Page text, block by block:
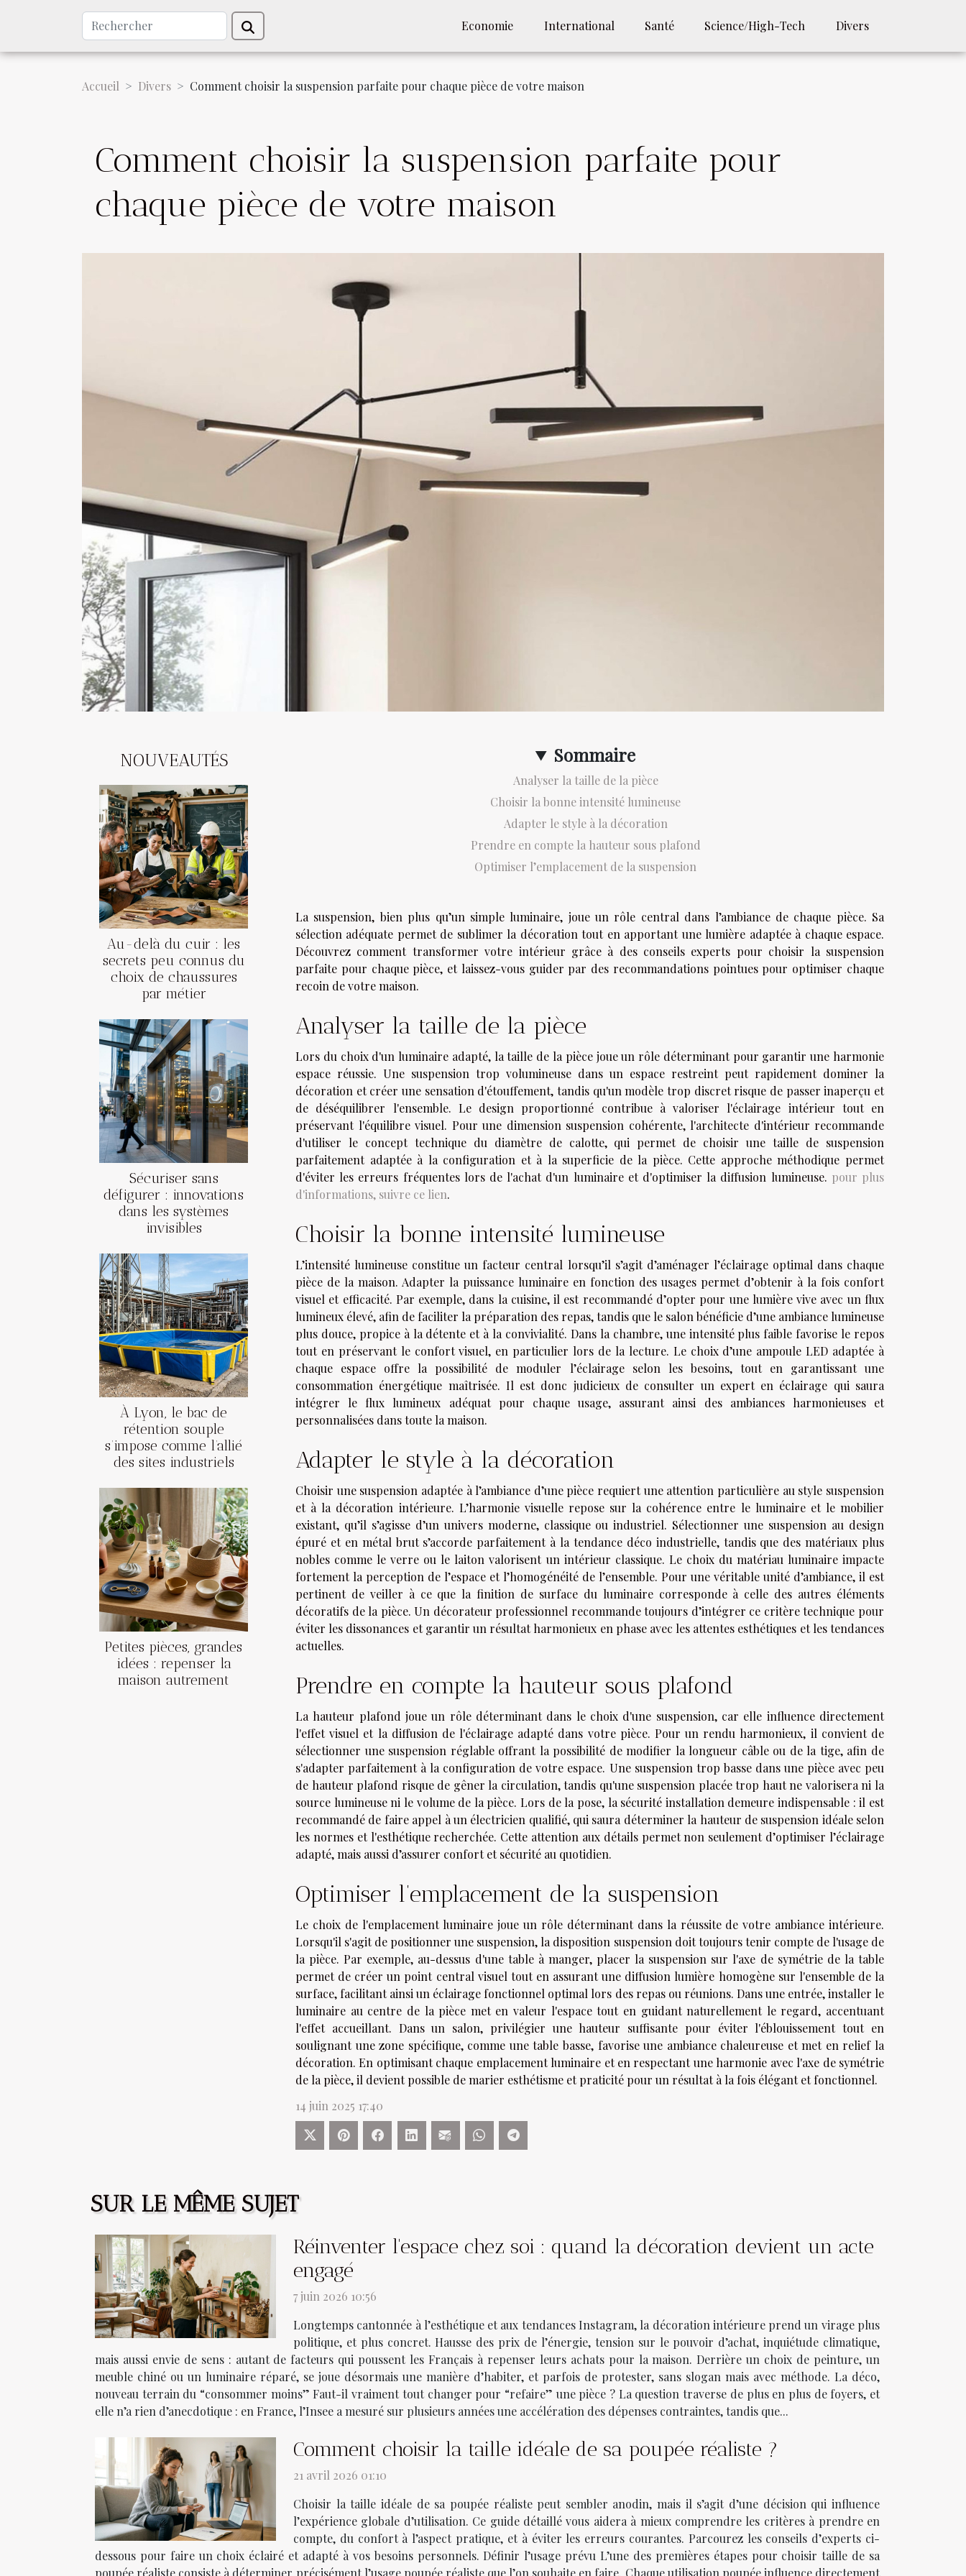
Economie International Santé Science/High-Tech Divers
Accueil Divers Comment choisir la suspension parfaite pour chaque pièce de votre maison
Comment choisir la suspension parfaite pour
chaque pièce de votre maison
NOUVEAUTÉS
Au-delà du cuir : les
secrets peu connus du
choix de chaussures
par métier
Sécuriser sans
défigurer : innovations
dans les systèmes
invisibles
À Lyon, le bac de
rétention souple
s’impose comme l’allié
des sites industriels
Petites pièces, grandes
idées : repenser la
maison autrement
Sommaire
Analyser la taille de la pièce
Choisir la bonne intensité lumineuse
Adapter le style à la décoration
Prendre en compte la hauteur sous plafond
Optimiser l’emplacement de la suspension
La suspension, bien plus qu’un simple luminaire, joue un rôle central dans l’ambiance de chaque pièce. Sa
sélection adéquate permet de sublimer la décoration tout en apportant une lumière adaptée à chaque espace.
Découvrez comment transformer votre intérieur grâce à des conseils experts pour choisir la suspension
parfaite pour chaque pièce, et laissez-vous guider par des recommandations pointues pour optimiser chaque
recoin de votre maison.
Analyser la taille de la pièce
Lors du choix d'un luminaire adapté, la taille de la pièce joue un rôle déterminant pour garantir une harmonie
espace réussie. Une suspension trop volumineuse dans un espace restreint peut rapidement dominer la
décoration et créer une sensation d'étouffement, tandis qu'un modèle trop discret risque de passer inaperçu et
de déséquilibrer l'ensemble. Le design proportionné contribue à valoriser l'éclairage intérieur tout en
préservant l'équilibre visuel. Pour une dimension suspension cohérente, l'architecte d'intérieur recommande
d'utiliser le concept technique du diamètre de calotte, qui permet de choisir une taille de suspension
parfaitement adaptée à la configuration et à la superficie de la pièce. Cette approche méthodique permet
d'éviter les erreurs fréquentes lors de l'achat d'un luminaire et d'optimiser la diffusion lumineuse. pour plus
d'informations, suivre ce lien.
Choisir la bonne intensité lumineuse
L’intensité lumineuse constitue un facteur central lorsqu’il s’agit d’aménager l’éclairage optimal dans chaque
pièce de la maison. Adapter la puissance luminaire en fonction des usages permet d’obtenir à la fois confort
visuel et efficacité. Par exemple, dans la cuisine, il est recommandé d’opter pour une lumière vive avec un flux
lumineux élevé, afin de faciliter la préparation des repas, tandis que le salon bénéficie d’une ambiance lumineuse
plus douce, propice à la détente et à la convivialité. Dans la chambre, une intensité plus faible favorise le repos
tout en préservant le confort visuel, en particulier lors de la lecture. Le choix d’une ampoule LED adaptée à
chaque espace offre la possibilité de moduler l’éclairage selon les besoins, tout en garantissant une
consommation énergétique maîtrisée. Il est donc judicieux de consulter un expert en éclairage qui saura
intégrer le flux lumineux adéquat pour chaque usage, assurant ainsi des ambiances harmonieuses et
personnalisées dans toute la maison.
Adapter le style à la décoration
Choisir une suspension adaptée à l’ambiance d’une pièce requiert une attention particulière au style suspension
et à la décoration intérieure. L’harmonie visuelle repose sur la cohérence entre le luminaire et le mobilier
existant, qu’il s’agisse d’un univers moderne, classique ou industriel. Sélectionner une suspension au design
épuré et en métal brut s’accorde parfaitement à la tendance déco industrielle, tandis que des matériaux plus
nobles comme le verre ou le laiton valorisent un intérieur classique. Le choix du matériau luminaire impacte
fortement la perception de l’espace et l’homogénéité de l’ensemble. Pour une véritable unité d’ambiance, il est
pertinent de veiller à ce que la finition de surface du luminaire corresponde à celle des autres éléments
décoratifs de la pièce. Un décorateur professionnel recommande toujours d’intégrer ce critère technique pour
éviter les dissonances et garantir un résultat harmonieux en phase avec les attentes esthétiques et les tendances
actuelles.
Prendre en compte la hauteur sous plafond
La hauteur plafond joue un rôle déterminant dans le choix d'une suspension, car elle influence directement
l'effet visuel et la diffusion de l'éclairage adapté dans votre pièce. Pour un rendu harmonieux, il convient de
sélectionner une suspension réglable offrant la possibilité de modifier la longueur câble ou de la tige, afin de
s'adapter parfaitement à la configuration de votre espace. Une suspension trop basse dans une pièce avec peu
de hauteur plafond risque de gêner la circulation, tandis qu'une suspension placée trop haut ne valorisera ni la
source lumineuse ni le volume de la pièce. Lors de la pose, la sécurité installation demeure indispensable : il est
recommandé de faire appel à un électricien qualifié, qui saura déterminer la hauteur de suspension idéale selon
les normes et l'esthétique recherchée. Cette attention aux détails permet non seulement d’optimiser l’éclairage
adapté, mais aussi d’assurer confort et sécurité au quotidien.
Optimiser l’emplacement de la suspension
Le choix de l'emplacement luminaire joue un rôle déterminant dans la réussite de votre ambiance intérieure.
Lorsqu'il s'agit de positionner une suspension, la disposition suspension doit toujours tenir compte de l'usage de
la pièce. Par exemple, au-dessus d'une table à manger, placer la suspension sur l'axe de symétrie de la table
permet de créer un point central visuel tout en assurant une diffusion lumière homogène sur l'ensemble de la
surface, facilitant ainsi un éclairage fonctionnel optimal lors des repas ou réunions. Dans une entrée, installer le
luminaire au centre de la pièce met en valeur l'espace tout en guidant naturellement le regard, accentuant
l'effet accueillant. Dans un salon, privilégier une hauteur suffisante pour éviter l'éblouissement tout en
soulignant une zone spécifique, comme une table basse, favorise une ambiance chaleureuse et met en relief la
décoration. En optimisant chaque emplacement luminaire et en respectant une harmonie avec l'axe de symétrie
de la pièce, il devient possible de marier esthétisme et praticité pour un résultat à la fois élégant et fonctionnel.
14 juin 2025 17:40
SUR LE MÊME SUJET
Réinventer l'espace chez soi : quand la décoration devient un acte
engagé
7 juin 2026 10:56
Longtemps cantonnée à l’esthétique et aux tendances Instagram, la décoration intérieure prend un virage plus
politique, et plus concret. Hausse des prix de l’énergie, tension sur le pouvoir d’achat, inquiétude climatique,
mais aussi envie de sens : autant de facteurs qui poussent les Français à repenser leurs achats pour la maison. Derrière un choix de peinture, un
meuble chiné ou un luminaire réparé, se joue désormais une manière d’habiter, et parfois de protester, sans slogan mais avec méthode. La déco,
nouveau terrain du “consommer moins” Faut-il vraiment tout changer pour “refaire” une pièce ? La question traverse de plus en plus de foyers, et
elle n’a rien d’anecdotique : en France, l’Insee a mesuré sur plusieurs années une accélération des dépenses contraintes, tandis que...
Comment choisir la taille idéale de sa poupée réaliste ?
21 avril 2026 01:10
Choisir la taille idéale de sa poupée réaliste peut sembler anodin, mais il s’agit d’une décision qui influence
l’expérience globale d’utilisation. Ce guide détaillé vous aidera à mieux comprendre les critères à prendre en
compte, du confort à l’aspect pratique, et à éviter les erreurs courantes. Parcourez les conseils d’experts ci-
dessous pour faire un choix éclairé et adapté à vos besoins personnels. Définir l’usage prévu L’une des premières étapes pour choisir taille de sa
poupée réaliste consiste à déterminer précisément l’usage poupée réaliste que l’on souhaite en faire. Chaque utilisation poupée influence directement